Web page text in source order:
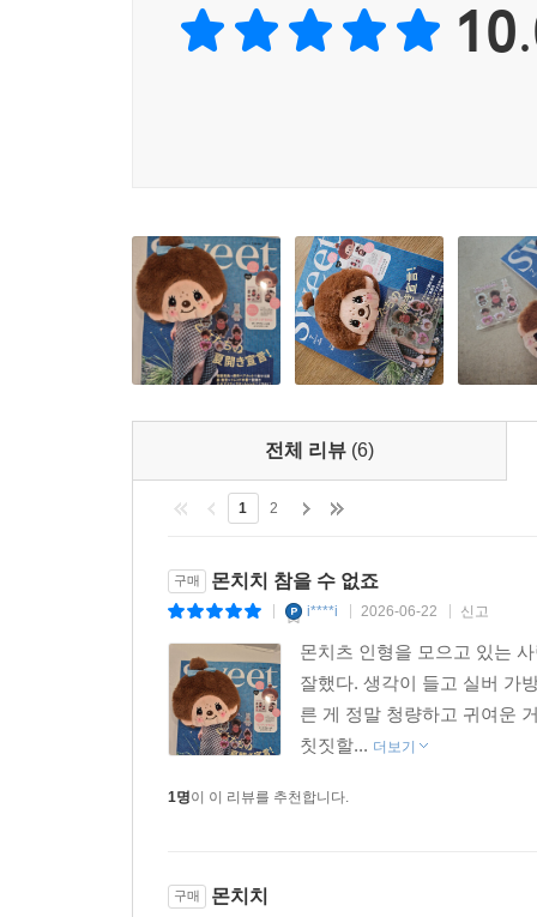
전체 리뷰 (6)
1 2
구매 몬치치 참을 수 없죠
i****i 2026-06-22 신고
몬치츠 인형을 모으고 있는
잘했다. 생각이 들고 실버 가
른 게 정말 청량하고 귀여운
칫짓할... 더보기
1명이 이 리뷰를 추천합니다.
구매 몬치치